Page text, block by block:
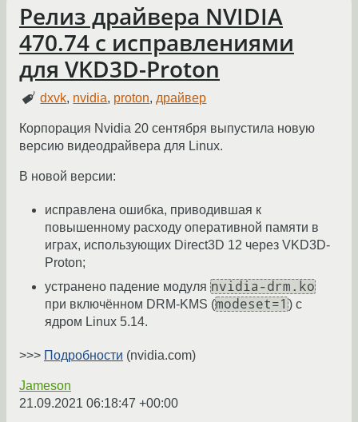
Релиз драйвера NVIDIA
470.74 с исправлениями
для VKD3D-Proton
dxvk, nvidia, proton, драйвер
Корпорация Nvidia 20 сентября выпустила новую
версию видеодрайвера для Linux.
В новой версии:
исправлена ошибка, приводившая к
повышенному расходу оперативной памяти в
играх, использующих Direct3D 12 через VKD3D-
Proton;
устранено падение модуля nvidia-drm.ko
при включённом DRM-KMS (modeset=1 ) с
ядром Linux 5.14.
>>> Подробности (nvidia.com)
Jameson
21.09.2021 06:18:47 +00:00